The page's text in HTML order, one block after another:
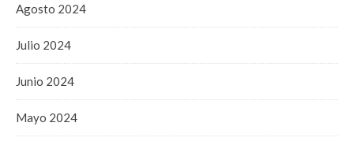
Agosto 2024
Julio 2024
Junio 2024
Mayo 2024